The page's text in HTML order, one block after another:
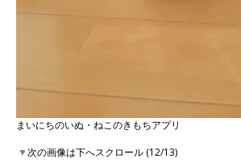
まいにちのいぬ・ねこのきもちアプリ
▼次の画像は下へスクロール (12/13)